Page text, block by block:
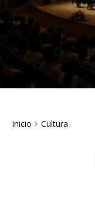
Breadcrumbs
You
Inicio Cultura